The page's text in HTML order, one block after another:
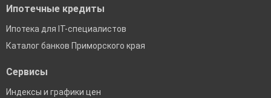
Ипотечные кредиты
Ипотека для IT-специалистов
Каталог банков Приморского края
Сервисы
Индексы и графики цен